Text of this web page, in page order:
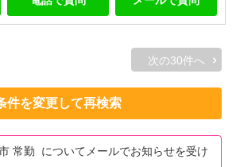
次の30件へ
件を変更して再検索
常勤 についてメールでお知らせを受け